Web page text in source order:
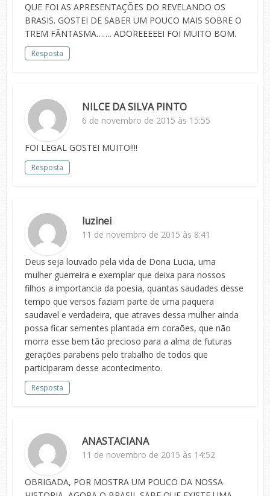
QUE FOI AS APRESENTAÇÕES DO REVELANDO OS
BRASIS. GOSTEI DE SABER UM POUCO MAIS SOBRE O
TREM FÃNTASMA……. ADOREEEEEI FOI MUITO BOM.
Resposta
NILCE DA SILVA PINTO
6 de novembro de 2015 às 15:55
FOI LEGAL GOSTEI MUITO!!!!
Resposta
luzinei
11 de novembro de 2015 às 8:41
Deus seja louvado pela vida de Dona Lucia, uma
mulher guerreira e exemplar que deixa para nossos
filhos a importancia da poesia, quantas saudades desse
tempo que versos faziam parte de uma paquera
saudavel e verdadeira, que atraves dessa mulher ainda
possa ficar sementes plantada em coraões, que não
morra esse bem tão precioso para a alma de futuras
gerações parabens pelo trabalho de todos que
participaram desse acontecimento.
Resposta
ANASTACIANA
11 de novembro de 2015 às 14:52
OBRIGADA, POR MOSTRA UM POUCO DA NOSSA